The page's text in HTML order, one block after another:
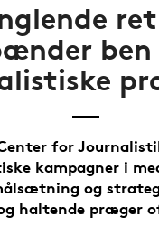
for
kampagner i
og
haltende præger